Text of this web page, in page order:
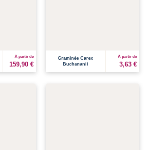
À partir de
159,90 €
Graminée Carex
Buchananii
À partir de
3,63 €